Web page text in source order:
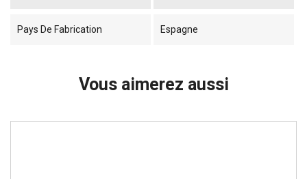
Pays De Fabrication Espagne
Vous aimerez aussi